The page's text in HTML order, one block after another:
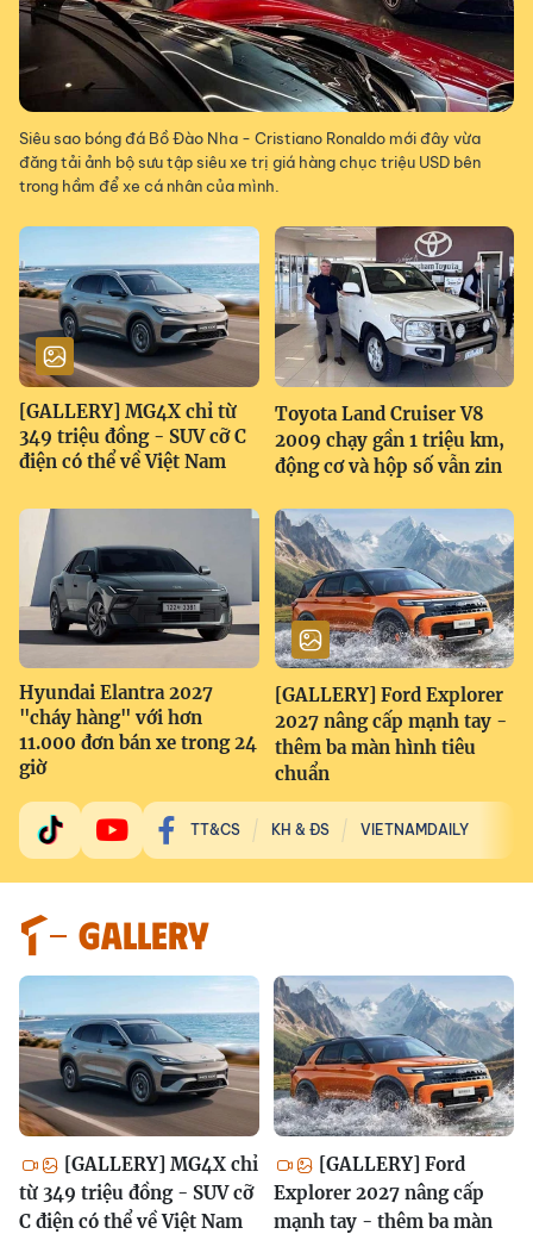
Siêu sao bóng đá Bồ Đào Nha - Cristiano Ronaldo mới đây vừa
đăng tải ảnh bộ sưu tập siêu xe trị giá hàng chục triệu USD bên
trong hầm để xe cá nhân của mình.
[GALLERY] MG4X chỉ từ
349 triệu đồng - SUV cỡ C
điện có thể về Việt Nam
Toyota Land Cruiser V8
2009 chạy gần 1 triệu km,
động cơ và hộp số vẫn zin
Hyundai Elantra 2027
"cháy hàng" với hơn
11.000 đơn bán xe trong 24
giờ
[GALLERY] Ford Explorer
2027 nâng cấp mạnh tay -
thêm ba màn hình tiêu
chuẩn
TT&CS KH & ĐS VIETNAMDAILY
GALLERY
[GALLERY] MG4X chỉ
từ 349 triệu đồng - SUV cỡ
C điện có thể về Việt Nam
[GALLERY] Ford
Explorer 2027 nâng cấp
mạnh tay - thêm ba màn